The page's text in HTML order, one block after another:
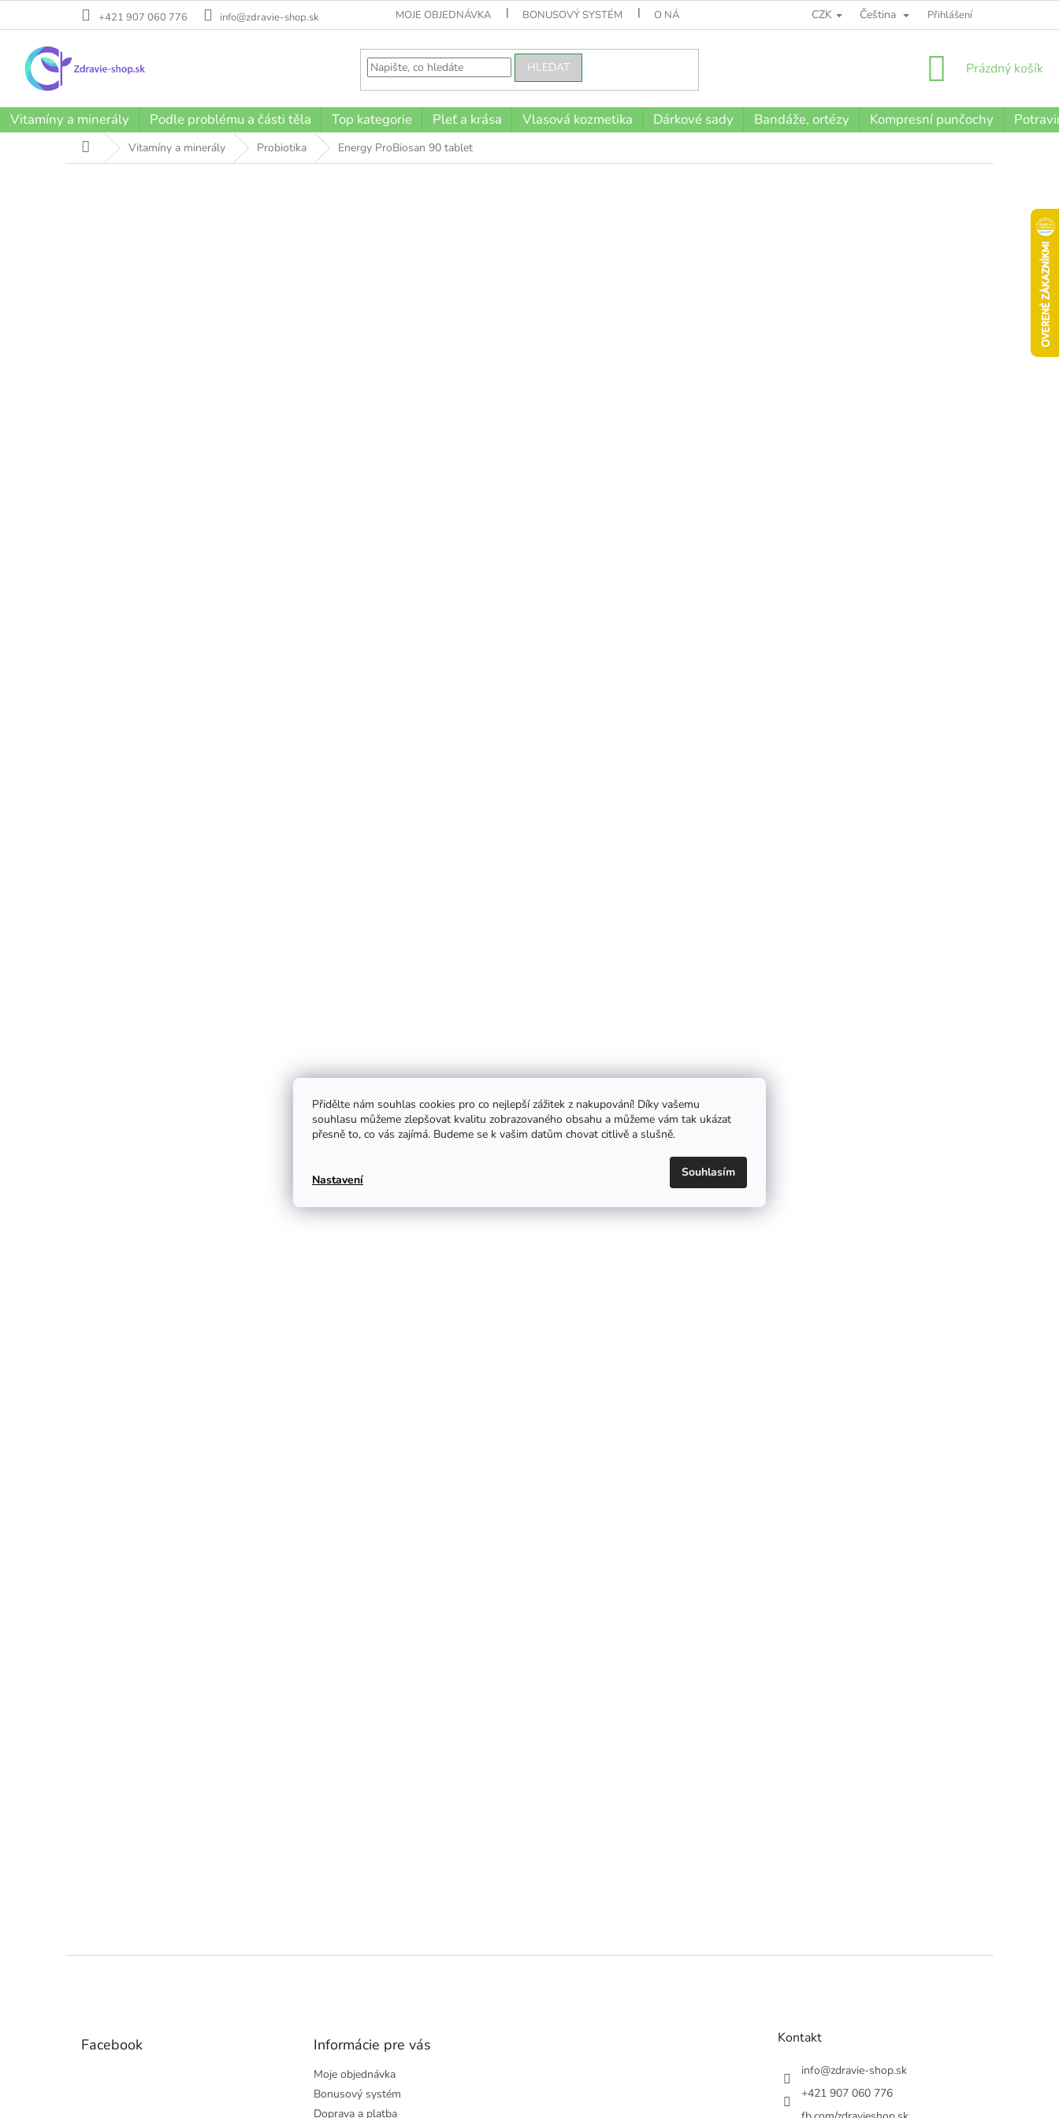
Přidělte nám souhlas cookies pro co nejlepší zážitek z nakupování! Díky vašemu
souhlasu můžeme zlepšovat kvalitu zobrazovaného obsahu a můžeme vám tak ukázat
přesně to, co vás zajímá. Budeme se k vašim datům chovat citlivě a slušně.
Nastavení
Souhlasím
+421 907 060 776 info@zdravie-shop.sk MOJE OBJEDNÁVKA BONUSOVÝ SYSTÉM O NÁS CZK Čeština Přihlášení
HLEDAT
NÁKUPNÍ
Prázdný košík
Vitamíny a minerály Podle problému a části těla Top kategorie Pleť a krása Vlasová kozmetika Dárkové sady Bandáže, ortézy Kompresní punčochy
Domů Vitamíny a minerály Probiotika Energy ProBiosan 90 tablet
Kontakt
info@zdravie-shop.sk
+421 907 060 776
Informácie pre vás
Moje objednávka
Bonusový systém
Doprava a platba
Facebook